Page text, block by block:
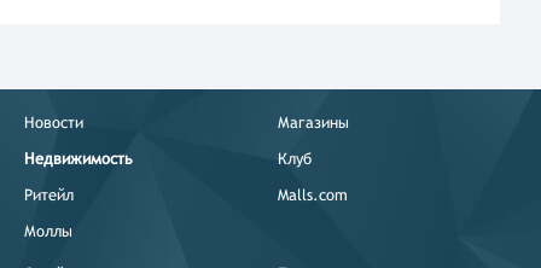
Новости
Недвижимость
Ритейл
Моллы
Магазины
Клуб
Malls.com